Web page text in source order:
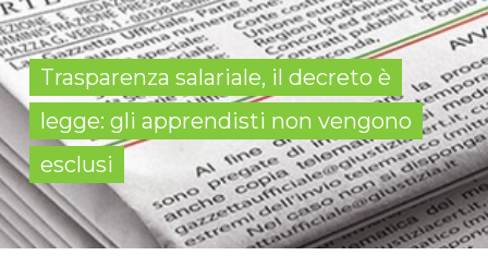
Trasparenza salariale, il decreto è
legge: gli apprendisti non vengono
esclusi